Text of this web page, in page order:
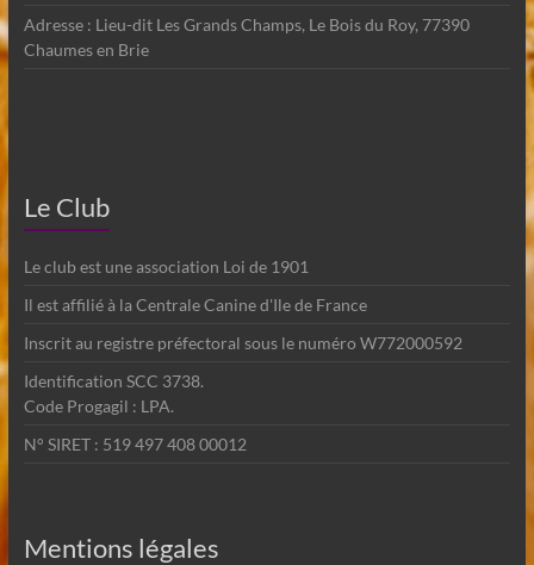
Adresse : Lieu-dit Les Grands Champs, Le Bois du Roy, 77390
Chaumes en Brie
Le Club
Le club est une association Loi de 1901
Il est affilié à la Centrale Canine d'Ile de France
Inscrit au registre préfectoral sous le numéro W772000592
Identification SCC 3738.
Code Progagil : LPA.
N° SIRET : 519 497 408 00012
Mentions légales